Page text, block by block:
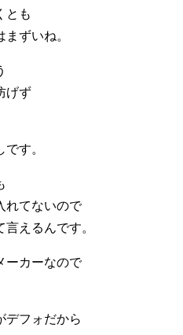
とも
ずいね。
げず
す。
れてないので
えるんです。
ーカーなので
デフォだから